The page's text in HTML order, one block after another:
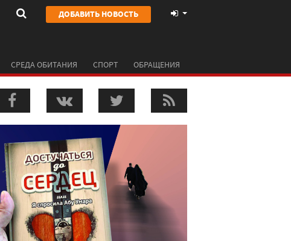
ДОБАВИТЬ НОВОСТЬ
СРЕДА ОБИТАНИЯ СПОРТ ОБРАЩЕНИЯ